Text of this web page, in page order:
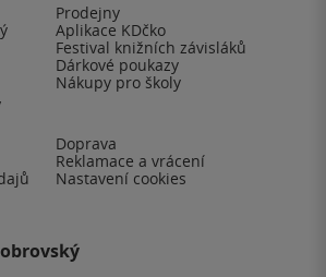
Prodejny
Aplikace KDčko
Festival knižních závisláků
Dárkové poukazy
Nákupy pro školy
Doprava
Reklamace a vrácení
Nastavení cookies